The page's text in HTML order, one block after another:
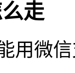
走
用微